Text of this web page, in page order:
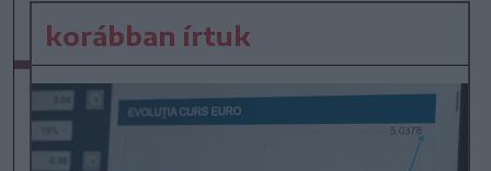
korábban írtuk